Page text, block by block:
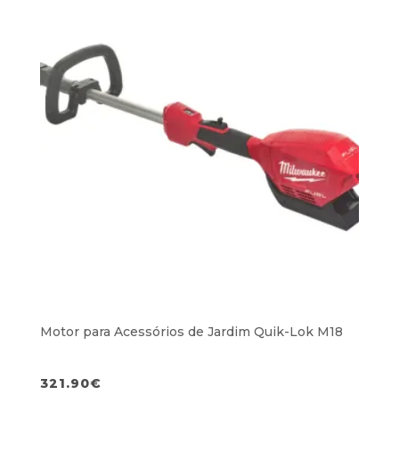
Motor para Acessórios de Jardim Quik-Lok M18
321.90€